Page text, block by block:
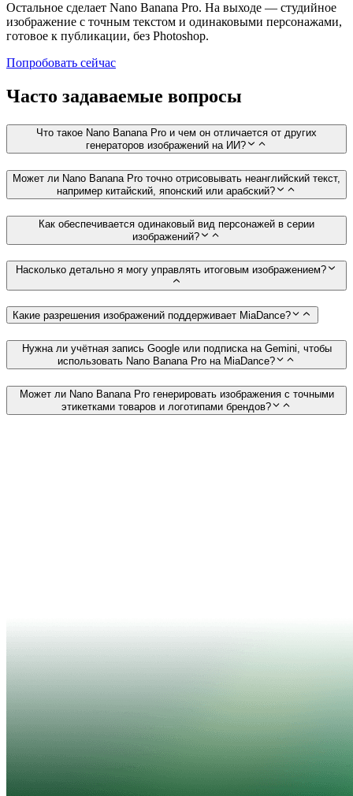
Остальное сделает Nano Banana Pro. На выходе — студийное
изображение с точным текстом и одинаковыми персонажами,
готовое к публикации, без Photoshop.
Попробовать сейчас
Часто задаваемые вопросы
Что такое Nano Banana Pro и чем он отличается от других
генераторов изображений на ИИ?
Может ли Nano Banana Pro точно отрисовывать неанглийский текст,
например китайский, японский или арабский?
Как обеспечивается одинаковый вид персонажей в серии
изображений?
Насколько детально я могу управлять итоговым изображением?
Какие разрешения изображений поддерживает MiaDance?
Нужна ли учётная запись Google или подписка на Gemini, чтобы
использовать Nano Banana Pro на MiaDance?
Может ли Nano Banana Pro генерировать изображения с точными
этикетками товаров и логотипами брендов?